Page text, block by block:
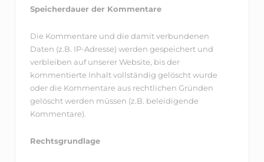
Speicherdauer der Kommentare
Die Kommentare und die damit verbundenen
Daten (z.B. IP-Adresse) werden gespeichert und
verbleiben auf unserer Website, bis der
kommentierte Inhalt vollständig gelöscht wurde
oder die Kommentare aus rechtlichen Gründen
gelöscht werden müssen (z.B. beleidigende
Kommentare).
Rechtsgrundlage